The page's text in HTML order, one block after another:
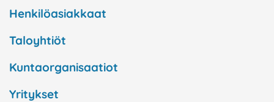
Henkilöasiakkaat
Taloyhtiöt
Kuntaorganisaatiot
Yritykset